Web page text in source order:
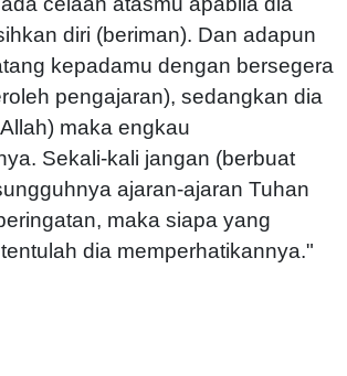
diri (beriman). Dan adapun
kepadamu dengan bersegera
pengajaran), sedangkan dia
maka engkau
Sekali-kali jangan (berbuat
ajaran-ajaran Tuhan
maka siapa yang
dia memperhatikannya."